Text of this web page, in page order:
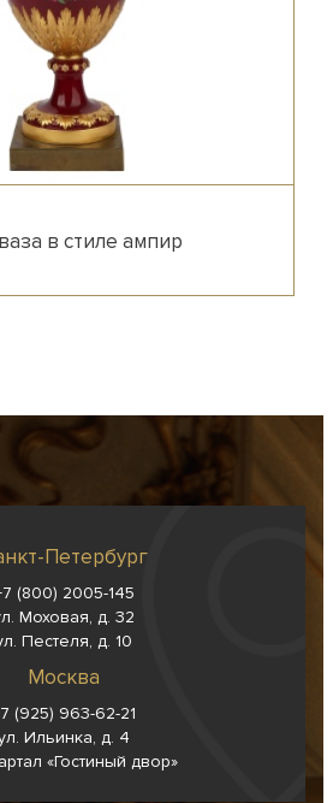
в стиле ампир
Петербург
(800) 2005-145
Моховая, д. 32
Пестеля, д. 10
Москва
(925) 963-62-21
Ильинка, д. 4
«Гостиный двор»